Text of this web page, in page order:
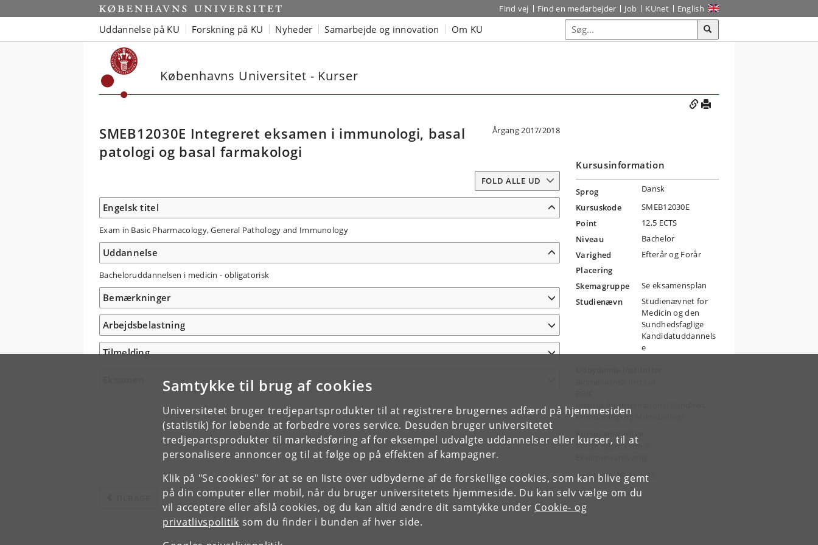
Samtykke til brug af cookies
Universitetet bruger tredjepartsprodukter til at registrere brugernes adfærd på hjemmesiden
(statistik) for løbende at forbedre vores service. Desuden bruger universitetet
tredjepartsprodukter til markedsføring af for eksempel udvalgte uddannelser eller kurser, til at
personalisere annoncer og til at følge op på effekten af kampagner.
Klik på "Se cookies" for at se en liste over udbyderne af de forskellige cookies, som kan blive gemt
på din computer eller mobil, når du bruger universitetets hjemmeside. Du kan selv vælge om du
vil acceptere eller afslå cookies, og du kan altid ændre dit samtykke under Cookie- og
privatlivspolitik som du finder i bunden af hver side.
Find vej Find en medarbejder Job KUnet English
Uddannelse på KU Forskning på KU Nyheder Samarbejde og innovation Om KU
Københavns Universitet - Kurser
SMEB12030E Integreret eksamen i immunologi, basal
patologi og basal farmakologi
Årgang 2017/2018
FOLD ALLE UD
Engelsk titel
Exam in Basic Pharmacology, General Pathology and Immunology
Uddannelse
Bacheloruddannelsen i medicin - obligatorisk
Bemærkninger
Arbejdsbelastning
Tilmelding
Kursusinformation
Sprog
Dansk
Kursuskode
SMEB12030E
Point
12,5 ECTS
Niveau
Bachelor
Varighed
Placering
Efterår og Forår
Skemagruppe
Se eksamensplan
Studienævn
Studienævnet for
Medicin og den
Sundhedsfaglige
Kandidatuddannels
e
Institut for International Sundhed,
Immunologi og Mikrobiologi
Kursusansvarlige
Mette Rosenkilde
Gemt den 28-02-2018